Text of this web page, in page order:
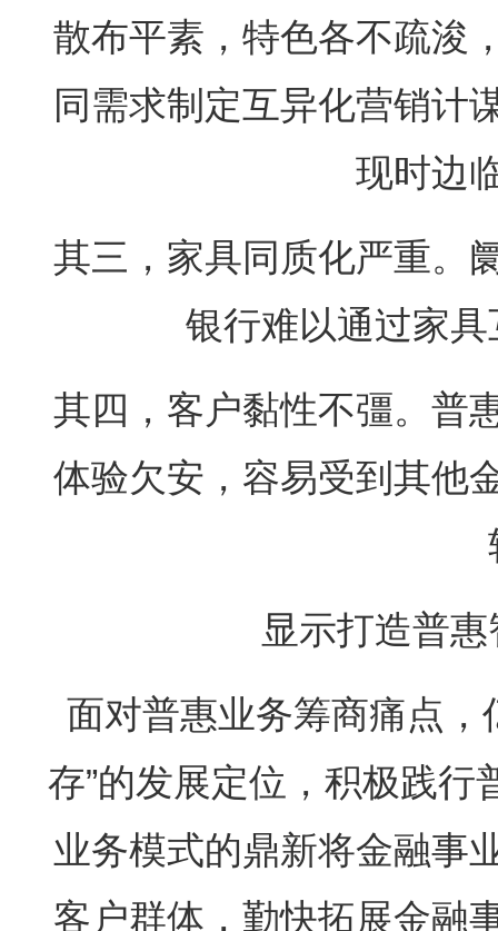
散布平素，特色各不疏浚
同需求制定互异化营销计
现时边
其三，家具同质化严重。
银行难以通过家
其四，客户黏性不彊。普
体验欠安，容易受到其他
显示打造普
面对普惠业务筹商痛点，
存”的发展定位，积极践
业务模式的鼎新将金融事
客户群体，勤快拓展金融